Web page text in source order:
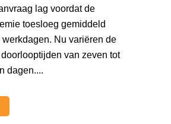
lag voordat de
toesloeg gemiddeld
werkdagen. Nu variëren de
van zeven tot
dagen....